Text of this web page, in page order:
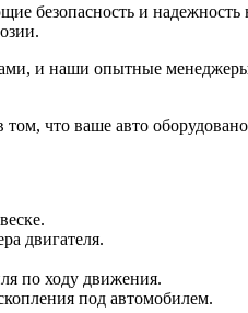
безопасность и
и наши опытные
том, что ваше авто
двигателя.
по ходу движения.
под автомобилем.